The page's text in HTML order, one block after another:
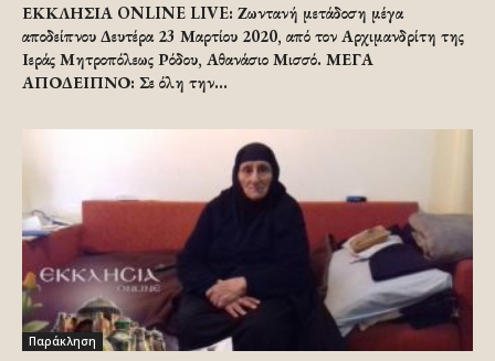
ΕΚΚΛΗΣΙΑ ONLINE LIVE: Ζωντανή μετάδοση μέγα
αποδείπνου Δευτέρα 23 Μαρτίου 2020, από τον Αρχιμανδρίτη της
Ιεράς Μητροπόλεως Ρόδου, Αθανάσιο Μισσό. ΜΕΓΑ
ΑΠΟΔΕΙΠΝΟ: Σε όλη την...
Παράκληση